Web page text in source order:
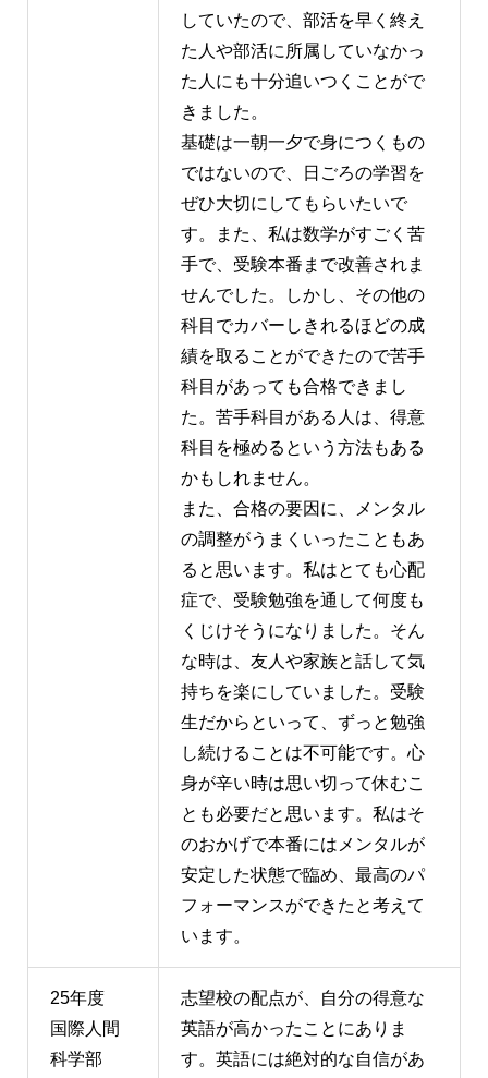
していたので、部活を早く終え
た人や部活に所属していなかっ
た人にも十分追いつくことがで
きました。
基礎は一朝一夕で身につくもの
ではないので、日ごろの学習を
ぜひ大切にしてもらいたいで
す。また、私は数学がすごく苦
手で、受験本番まで改善されま
せんでした。しかし、その他の
科目でカバーしきれるほどの成
績を取ることができたので苦手
科目があっても合格できまし
た。苦手科目がある人は、得意
科目を極めるという方法もある
かもしれません。
また、合格の要因に、メンタル
の調整がうまくいったこともあ
ると思います。私はとても心配
症で、受験勉強を通して何度も
くじけそうになりました。そん
な時は、友人や家族と話して気
持ちを楽にしていました。受験
生だからといって、ずっと勉強
し続けることは不可能です。心
身が辛い時は思い切って休むこ
とも必要だと思います。私はそ
のおかげで本番にはメンタルが
安定した状態で臨め、最高のパ
フォーマンスができたと考えて
います。
25年度
国際人間
科学部
志望校の配点が、自分の得意な
英語が高かったことにありま
す。英語には絶対的な自信があ